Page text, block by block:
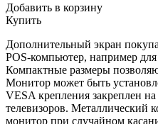
Добавить в корзину
Купить
Дополнительный экран
POS-компьютер, например
Компактные размеры
Монитор может быть
VESA крепления закреплен
телевизоров. Металлический
монитор при случайном